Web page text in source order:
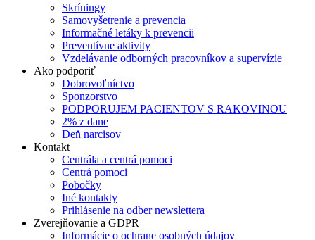
Skríningy
Samovyšetrenie a prevencia
Informačné letáky k prevencii
Preventívne aktivity
Vzdelávanie odborných pracovníkov a supervízie
Ako podporiť
Dobrovoľníctvo
Sponzorstvo
PODPORUJEM PACIENTOV S RAKOVINOU
2% z dane
Deň narcisov
Kontakt
Centrála a centrá pomoci
Centrá pomoci
Pobočky
Iné kontakty
Prihlásenie na odber newslettera
Zverejňovanie a GDPR
Informácie o ochrane osobných údajov